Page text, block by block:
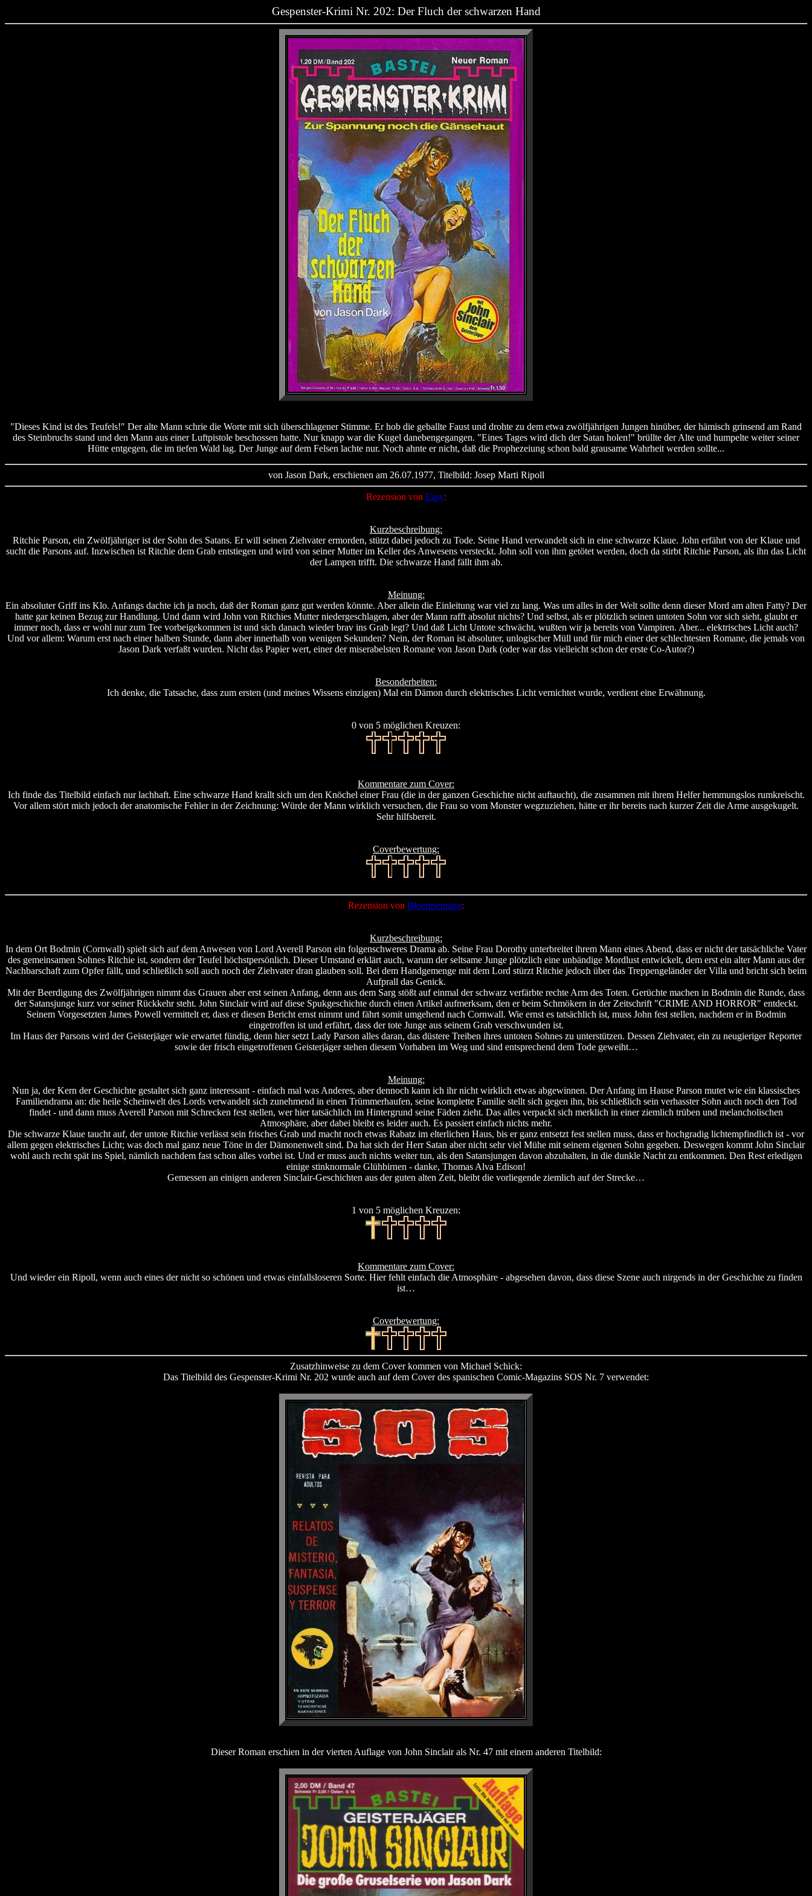
Gespenster-Krimi Nr. 202: Der Fluch der schwarzen Hand
"Dieses Kind ist des Teufels!" Der alte Mann schrie die Worte mit sich überschlagener Stimme. Er hob die geballte Faust und drohte zu dem etwa zwölfjährigen Jungen hinüber, der hämisch grinsend am Rand
des Steinbruchs stand und den Mann aus einer Luftpistole beschossen hatte. Nur knapp war die Kugel danebengegangen. "Eines Tages wird dich der Satan holen!" brüllte der Alte und humpelte weiter seiner
Hütte entgegen, die im tiefen Wald lag. Der Junge auf dem Felsen lachte nur. Noch ahnte er nicht, daß die Prophezeiung schon bald grausame Wahrheit werden sollte...
von Jason Dark, erschienen am 26.07.1977, Titelbild: Josep Marti Ripoll
Rezension von Easy:
Kurzbeschreibung:
Ritchie Parson, ein Zwölfjähriger ist der Sohn des Satans. Er will seinen Ziehvater ermorden, stützt dabei jedoch zu Tode. Seine Hand verwandelt sich in eine schwarze Klaue. John erfährt von der Klaue und
sucht die Parsons auf. Inzwischen ist Ritchie dem Grab entstiegen und wird von seiner Mutter im Keller des Anwesens versteckt. John soll von ihm getötet werden, doch da stirbt Ritchie Parson, als ihn das Licht
der Lampen trifft. Die schwarze Hand fällt ihm ab.
Meinung:
Ein absoluter Griff ins Klo. Anfangs dachte ich ja noch, daß der Roman ganz gut werden könnte. Aber allein die Einleitung war viel zu lang. Was um alles in der Welt sollte denn dieser Mord am alten Fatty? Der
hatte gar keinen Bezug zur Handlung. Und dann wird John von Ritchies Mutter niedergeschlagen, aber der Mann rafft absolut nichts? Und selbst, als er plötzlich seinen untoten Sohn vor sich sieht, glaubt er
immer noch, dass er wohl nur zum Tee vorbeigekommen ist und sich danach wieder brav ins Grab legt? Und daß Licht Untote schwächt, wußten wir ja bereits von Vampiren. Aber... elektrisches Licht auch?
Und vor allem: Warum erst nach einer halben Stunde, dann aber innerhalb von wenigen Sekunden? Nein, der Roman ist absoluter, unlogischer Müll und für mich einer der schlechtesten Romane, die jemals von
Jason Dark verfaßt wurden. Nicht das Papier wert, einer der miserabelsten Romane von Jason Dark (oder war das vielleicht schon der erste Co-Autor?)
Besonderheiten:
Ich denke, die Tatsache, dass zum ersten (und meines Wissens einzigen) Mal ein Dämon durch elektrisches Licht vernichtet wurde, verdient eine Erwähnung.
0 von 5 möglichen Kreuzen:
Kommentare zum Cover:
Ich finde das Titelbild einfach nur lachhaft. Eine schwarze Hand krallt sich um den Knöchel einer Frau (die in der ganzen Geschichte nicht auftaucht), die zusammen mit ihrem Helfer hemmungslos rumkreischt.
Vor allem stört mich jedoch der anatomische Fehler in der Zeichnung: Würde der Mann wirklich versuchen, die Frau so vom Monster wegzuziehen, hätte er ihr bereits nach kurzer Zeit die Arme ausgekugelt.
Sehr hilfsbereit.
Coverbewertung:
Rezension von Bloemsemann:
Kurzbeschreibung:
In dem Ort Bodmin (Cornwall) spielt sich auf dem Anwesen von Lord Averell Parson ein folgenschweres Drama ab. Seine Frau Dorothy unterbreitet ihrem Mann eines Abend, dass er nicht der tatsächliche Vater
des gemeinsamen Sohnes Ritchie ist, sondern der Teufel höchstpersönlich. Dieser Umstand erklärt auch, warum der seltsame Junge plötzlich eine unbändige Mordlust entwickelt, dem erst ein alter Mann aus der
Nachbarschaft zum Opfer fällt, und schließlich soll auch noch der Ziehvater dran glauben soll. Bei dem Handgemenge mit dem Lord stürzt Ritchie jedoch über das Treppengeländer der Villa und bricht sich beim
Aufprall das Genick.
Mit der Beerdigung des Zwölfjährigen nimmt das Grauen aber erst seinen Anfang, denn aus dem Sarg stößt auf einmal der schwarz verfärbte rechte Arm des Toten. Gerüchte machen in Bodmin die Runde, dass
der Satansjunge kurz vor seiner Rückkehr steht. John Sinclair wird auf diese Spukgeschichte durch einen Artikel aufmerksam, den er beim Schmökern in der Zeitschrift "CRIME AND HORROR" entdeckt.
Seinem Vorgesetzten James Powell vermittelt er, dass er diesen Bericht ernst nimmt und fährt somit umgehend nach Cornwall. Wie ernst es tatsächlich ist, muss John fest stellen, nachdem er in Bodmin
eingetroffen ist und erfährt, dass der tote Junge aus seinem Grab verschwunden ist.
Im Haus der Parsons wird der Geisterjäger wie erwartet fündig, denn hier setzt Lady Parson alles daran, das düstere Treiben ihres untoten Sohnes zu unterstützen. Dessen Ziehvater, ein zu neugieriger Reporter
sowie der frisch eingetroffenen Geisterjäger stehen diesem Vorhaben im Weg und sind entsprechend dem Tode geweiht…
Meinung:
Nun ja, der Kern der Geschichte gestaltet sich ganz interessant - einfach mal was Anderes, aber dennoch kann ich ihr nicht wirklich etwas abgewinnen. Der Anfang im Hause Parson mutet wie ein klassisches
Familiendrama an: die heile Scheinwelt des Lords verwandelt sich zunehmend in einen Trümmerhaufen, seine komplette Familie stellt sich gegen ihn, bis schließlich sein verhasster Sohn auch noch den Tod
findet - und dann muss Averell Parson mit Schrecken fest stellen, wer hier tatsächlich im Hintergrund seine Fäden zieht. Das alles verpackt sich merklich in einer ziemlich trüben und melancholischen
Atmosphäre, aber dabei bleibt es leider auch. Es passiert einfach nichts mehr.
Die schwarze Klaue taucht auf, der untote Ritchie verlässt sein frisches Grab und macht noch etwas Rabatz im elterlichen Haus, bis er ganz entsetzt fest stellen muss, dass er hochgradig lichtempfindlich ist - vor
allem gegen elektrisches Licht; was doch mal ganz neue Töne in der Dämonenwelt sind. Da hat sich der Herr Satan aber nicht sehr viel Mühe mit seinem eigenen Sohn gegeben. Deswegen kommt John Sinclair
wohl auch recht spät ins Spiel, nämlich nachdem fast schon alles vorbei ist. Und er muss auch nichts weiter tun, als den Satansjungen davon abzuhalten, in die dunkle Nacht zu entkommen. Den Rest erledigen
einige stinknormale Glühbirnen - danke, Thomas Alva Edison!
Gemessen an einigen anderen Sinclair-Geschichten aus der guten alten Zeit, bleibt die vorliegende ziemlich auf der Strecke…
1 von 5 möglichen Kreuzen:
Kommentare zum Cover:
Und wieder ein Ripoll, wenn auch eines der nicht so schönen und etwas einfallsloseren Sorte. Hier fehlt einfach die Atmosphäre - abgesehen davon, dass diese Szene auch nirgends in der Geschichte zu finden
ist…
Coverbewertung:
Zusatzhinweise zu dem Cover kommen von Michael Schick:
Das Titelbild des Gespenster-Krimi Nr. 202 wurde auch auf dem Cover des spanischen Comic-Magazins SOS Nr. 7 verwendet:
Dieser Roman erschien in der vierten Auflage von John Sinclair als Nr. 47 mit einem anderen Titelbild: